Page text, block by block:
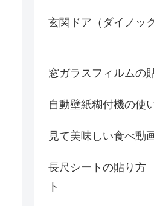
玄関ドア（ダイノッ
窓ガラスフィルムの
自動壁紙糊付機の使
見て美味しい食べ動
長尺シートの貼り
ト